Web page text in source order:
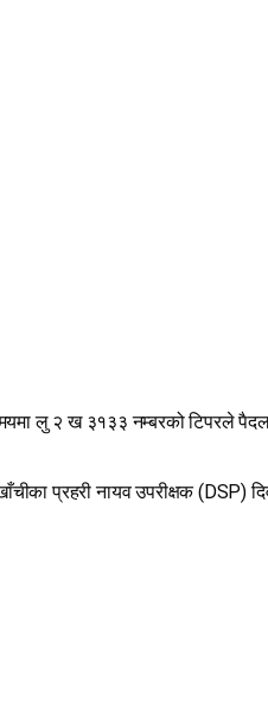
लु २ ख ३१३३ नम्बरको टिपरले पैदल
प्रहरी नायव उपरीक्षक (DSP)